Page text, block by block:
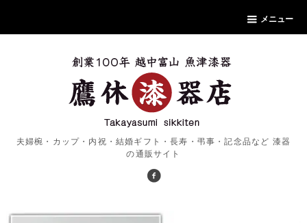
メニュー
夫婦椀・カップ・内祝・結婚ギフト・長寿・弔事・記念品など 漆器
の通販サイト